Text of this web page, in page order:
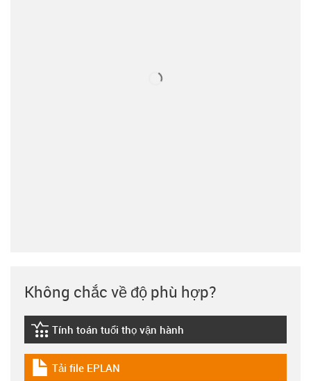
Không chắc về độ phù hợp?
igus-icon-lebensdauerrechner
Tính toán tuổi thọ vận hành
igus-icon-download-plan
Tải file EPLAN